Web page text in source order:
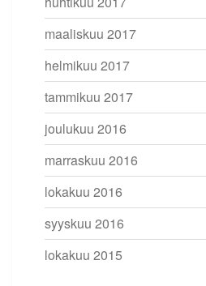
maaliskuu 2017
helmikuu 2017
tammikuu 2017
joulukuu 2016
marraskuu 2016
lokakuu 2016
syyskuu 2016
lokakuu 2015